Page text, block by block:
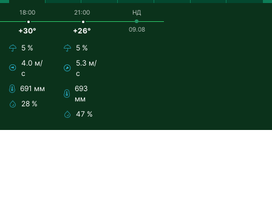
18:00
+30°
5 %
4.0 м/
с
691 мм
28 %
21:00
+26°
5 %
5.3 м/
с
693
мм
47 %
НД
09.08